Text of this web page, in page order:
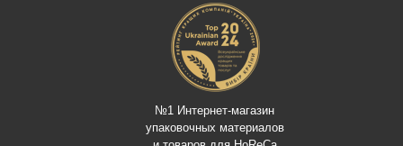
№1 Интернет-магазин
упаковочных материалов